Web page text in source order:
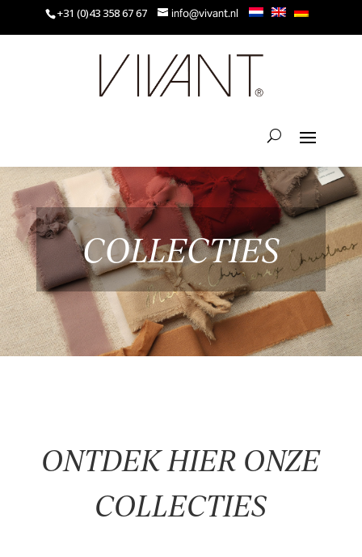
+31 (0)43 358 67 67 info@vivant.nl
COLLECTIES
ONTDEK HIER ONZE
COLLECTIES